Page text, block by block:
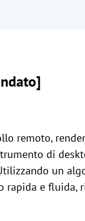
remoto,
di
un
rapida e